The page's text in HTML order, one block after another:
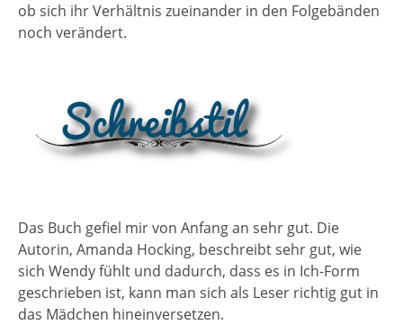
ob sich ihr Verhältnis zueinander in den Folgebänden
noch verändert.
Das Buch gefiel mir von Anfang an sehr gut. Die
Autorin, Amanda Hocking, beschreibt sehr gut, wie
sich Wendy fühlt und dadurch, dass es in Ich-Form
geschrieben ist, kann man sich als Leser richtig gut in
das Mädchen hineinversetzen.